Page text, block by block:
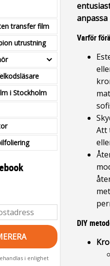
Varför
Att
DIY
transfer film
utrustning
i Stockholm
i enlighet